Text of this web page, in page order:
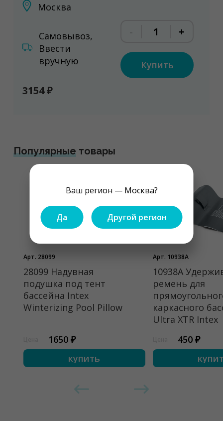
Ваш регион — Москва?
Да Другой регион
Москва
Самовывоз,
Ввести
вручную
3154 ₽
+
Купить
Популярныетовары
Арт. 28099
28099 Надувная
подушка под тент
бассейна Intex
Winterizing Pool Pillow
1650 ₽
купить
Арт. 10938A
10938A
ремень для
каркасного
Ultra XTR Intex
450 ₽